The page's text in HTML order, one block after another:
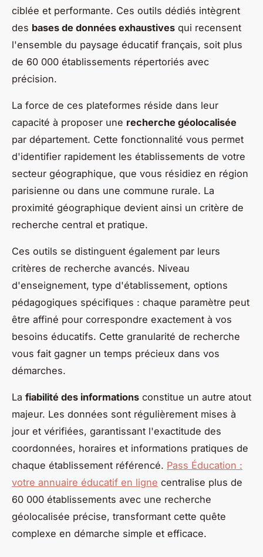
ciblée et performante. Ces outils dédiés intègrent
des bases de données exhaustives qui recensent
l'ensemble du paysage éducatif français, soit plus
de 60 000 établissements répertoriés avec
précision.
La force de ces plateformes réside dans leur
capacité à proposer une recherche géolocalisée
par département. Cette fonctionnalité vous permet
d'identifier rapidement les établissements de votre
secteur géographique, que vous résidiez en région
parisienne ou dans une commune rurale. La
proximité géographique devient ainsi un critère de
recherche central et pratique.
Ces outils se distinguent également par leurs
critères de recherche avancés. Niveau
d'enseignement, type d'établissement, options
pédagogiques spécifiques : chaque paramètre peut
être affiné pour correspondre exactement à vos
besoins éducatifs. Cette granularité de recherche
vous fait gagner un temps précieux dans vos
démarches.
La fiabilité des informations constitue un autre atout
majeur. Les données sont régulièrement mises à
jour et vérifiées, garantissant l'exactitude des
coordonnées, horaires et informations pratiques de
chaque établissement référencé. Pass Éducation :
votre annuaire éducatif en ligne centralise plus de
60 000 établissements avec une recherche
géolocalisée précise, transformant cette quête
complexe en démarche simple et efficace.